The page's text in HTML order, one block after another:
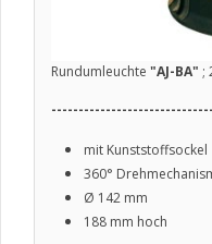
Rundumleuchte "AJ-BA" ;
mit Kunststoffsockel
360°
Ø 142 mm
188 mm hoch